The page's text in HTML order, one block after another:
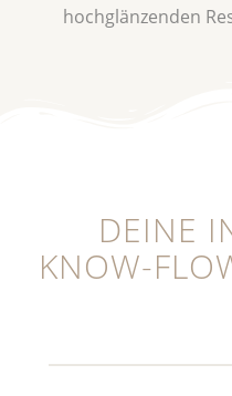
hochglänzenden
DEINE
KNOW-